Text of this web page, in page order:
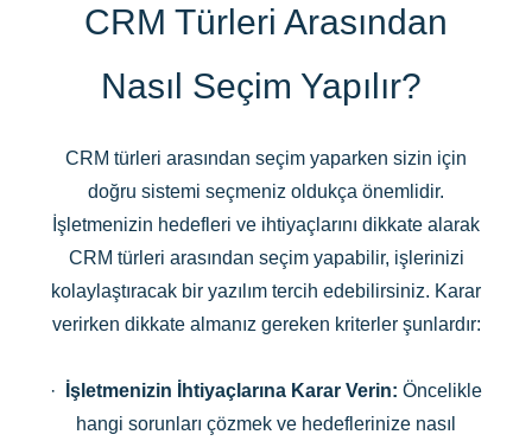
CRM Türleri Arasından
Nasıl Seçim Yapılır?
CRM türleri arasından seçim yaparken sizin için
doğru sistemi seçmeniz oldukça önemlidir.
İşletmenizin hedefleri ve ihtiyaçlarını dikkate alarak
CRM türleri arasından seçim yapabilir, işlerinizi
kolaylaştıracak bir yazılım tercih edebilirsiniz. Karar
verirken dikkate almanız gereken kriterler şunlardır:
· İşletmenizin İhtiyaçlarına Karar Verin: Öncelikle
hangi sorunları çözmek ve hedeflerinize nasıl